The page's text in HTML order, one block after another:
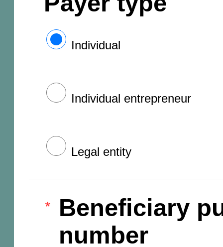
Individual
Individual entrepreneur
Legal entity
Beneficiary
number